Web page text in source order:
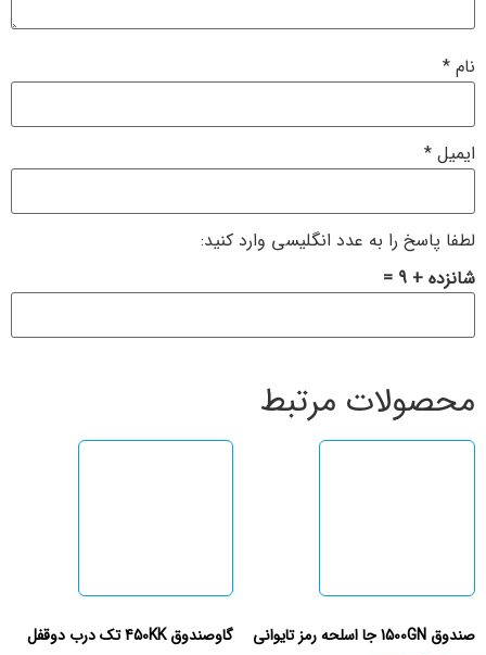
نام *
ایمیل *
لطفا پاسخ را به عدد انگلیسی وارد کنید:
شانزده + 9 =
محصولات مرتبط
صندوق 1500GN جا اسلحه رمز تایوانی گاوصندوق 450KK تک درب دوقفل